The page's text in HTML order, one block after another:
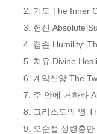
2. 기도 The Inner
3. 헌신 Absolute
4. 겸손 Humility:
5. 치유 Divine
6. 계약신앙 The
7. 주 안에 거하라
8. 그리스도의 영
9. 오순절 성령충